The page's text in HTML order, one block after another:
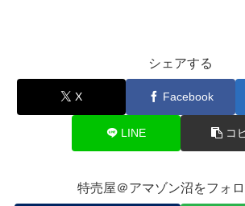
シェアする
X Facebook
LINE コ
特売屋＠アマゾン沼をフォ